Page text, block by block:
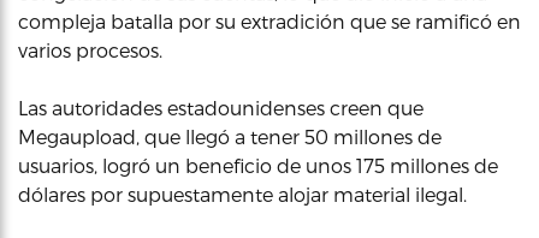
compleja batalla por su extradición que se ramificó en
varios procesos.
Las autoridades estadounidenses creen que
Megaupload, que llegó a tener 50 millones de
usuarios, logró un beneficio de unos 175 millones de
dólares por supuestamente alojar material ilegal.